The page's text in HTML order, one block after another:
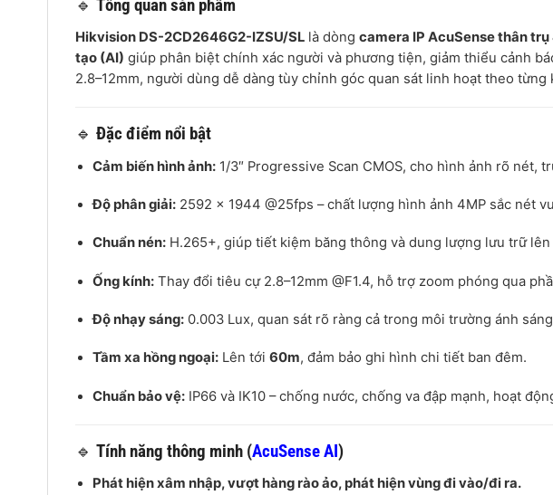
🔹 Tổng quan sản phẩm
Hikvision DS-2CD2646G2-IZSU/SL là dòng camera IP AcuSense thân
tạo (AI) giúp phân biệt chính xác người và phương tiện, giảm thiểu cảnh
2.8–12mm, người dùng dễ dàng tùy chỉnh góc quan sát linh hoạt theo từng
🔹 Đặc điểm nổi bật
Cảm biến hình ảnh: 1/3″ Progressive Scan CMOS, cho hình ảnh rõ nét,
Độ phân giải: 2592 × 1944 @25fps – chất lượng hình ảnh 4MP sắc nét
Chuẩn nén: H.265+, giúp tiết kiệm băng thông và dung lượng lưu trữ lên
Ống kính: Thay đổi tiêu cự 2.8–12mm @F1.4, hỗ trợ zoom phóng qua
Độ nhạy sáng: 0.003 Lux, quan sát rõ ràng cả trong môi trường ánh
Tầm xa hồng ngoại: Lên tới60m, đảm bảo ghi hình chi tiết ban đêm.
Chuẩn bảo vệ: IP66 và IK10 – chống nước, chống va đập mạnh, hoạt
🔹 Tính năng thông minh (AcuSense AI )
Phát hiện xâm nhập, vượt hàng rào ảo, phát hiện vùng đi vào/đi ra.